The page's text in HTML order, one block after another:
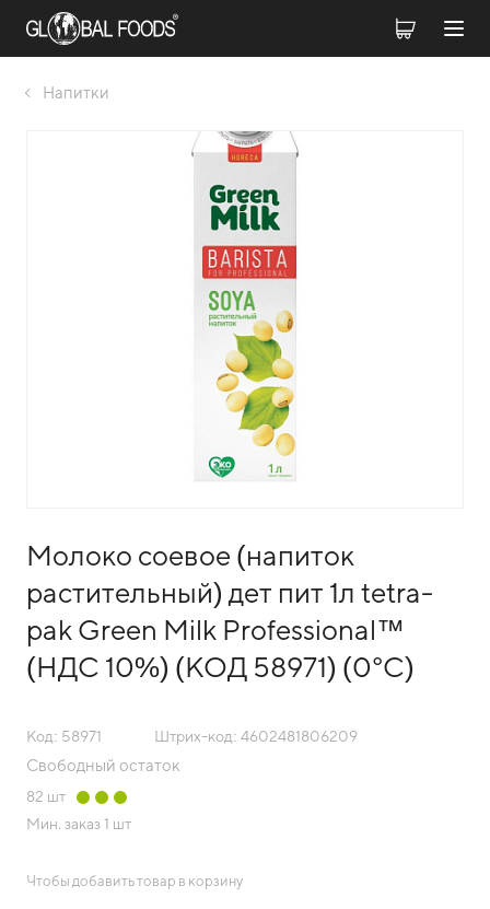
Напитки
Молоко соевое (напиток
растительный) дет пит 1л tetra-
pak Green Milk Professional™
(НДС 10%) (КОД 58971) (0°С)
Код: 58971 Штрих-код: 4602481806209
Свободный остаток
82 шт
Мин. заказ 1 шт
Чтобы добавить товар в корзину